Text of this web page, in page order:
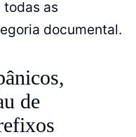
as
documental.
de